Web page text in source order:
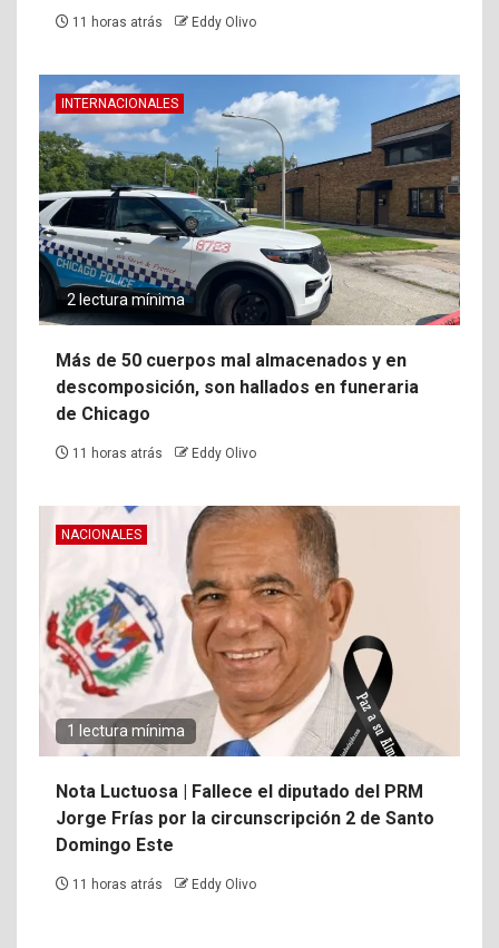
11 horas atrás Eddy Olivo
INTERNACIONALES
2 lectura mínima
Más de 50 cuerpos mal almacenados y en
descomposición, son hallados en funeraria
de Chicago
11 horas atrás Eddy Olivo
NACIONALES
1 lectura mínima
Nota Luctuosa | Fallece el diputado del PRM
Jorge Frías por la circunscripción 2 de Santo
Domingo Este
11 horas atrás Eddy Olivo